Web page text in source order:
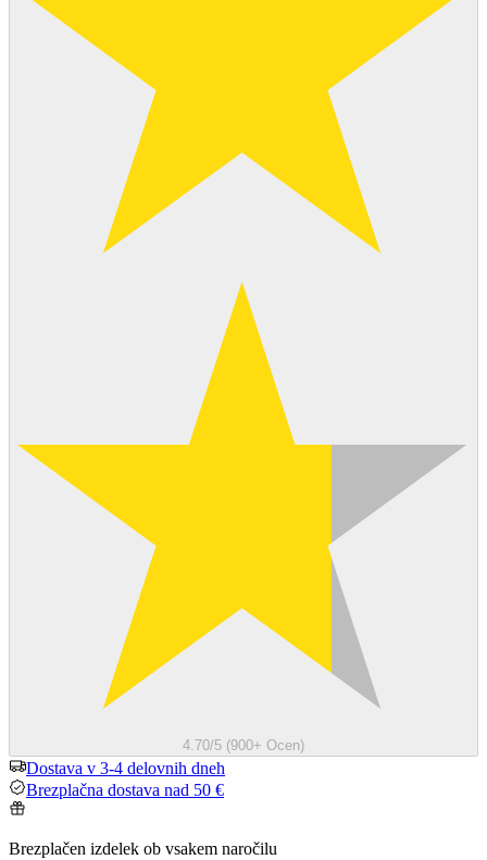
4.70/5 (900+ Ocen)
Dostava v 3-4 delovnih dneh
Brezplačna dostava nad 50 €
Brezplačen izdelek ob vsakem naročilu